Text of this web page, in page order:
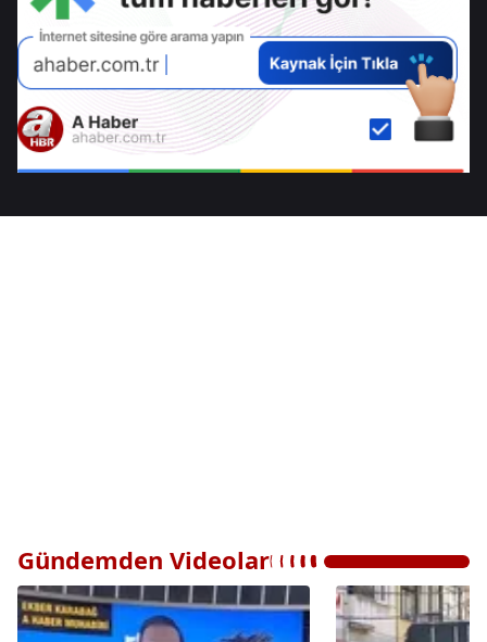
Gündemden Videolar